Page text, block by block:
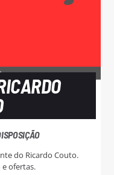
do Ricardo Couto.
ofertas.